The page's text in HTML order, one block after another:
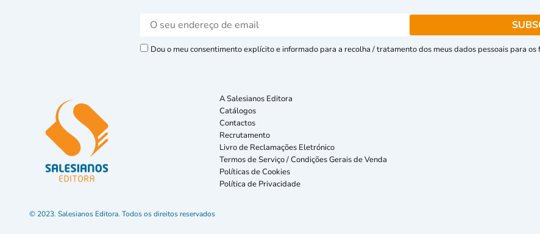
Dou o meu consentimento explícito e informado para a recolha / tratamento dos meus dados pessoais para
A Salesianos Editora
Catálogos
Contactos
Recrutamento
Livro de Reclamações Eletrónico
Termos de Serviço / Condições Gerais de Venda
Políticas de Cookies
Política de Privacidade
© 2023. Salesianos Editora. Todos os direitos reservados